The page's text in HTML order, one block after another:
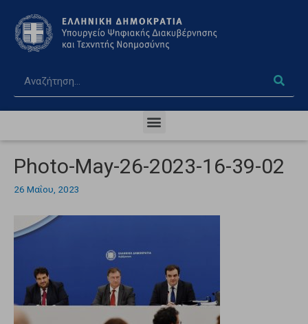
Photo-May-26-2023-16-39-02
26 Μαΐου, 2023